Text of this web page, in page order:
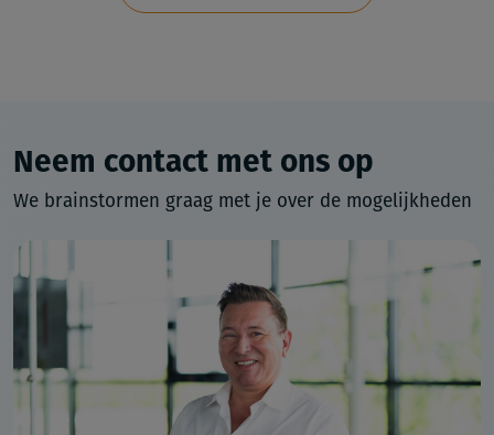
Neem contact met ons op
We brainstormen graag met je over de mogelijkheden